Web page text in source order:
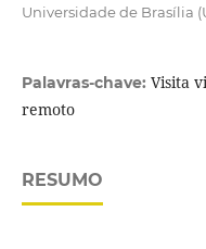
Universidade de Brasília
Palavras-chave: Visita
remoto
RESUMO